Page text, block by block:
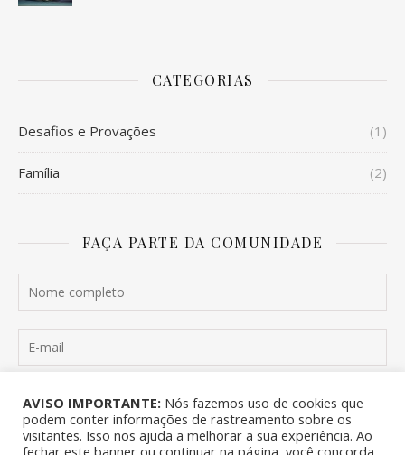
CATEGORIAS
Desafios e Provações (1)
Família (2)
FAÇA PARTE DA COMUNIDADE
Quero me inscrever
AVISO IMPORTANTE: Nós fazemos uso de cookies que
podem conter informações de rastreamento sobre os
visitantes. Isso nos ajuda a melhorar a sua experiência. Ao
fechar este banner ou continuar na página, você concorda